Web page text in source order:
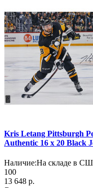
Kris Letang Pittsburgh
Authentic 16 x 20 Black
Наличие:На складе в
100
13 648 р.